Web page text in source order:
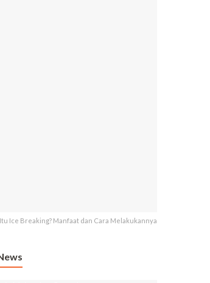
Ice Breaking? Manfaat dan Cara Melakukannya